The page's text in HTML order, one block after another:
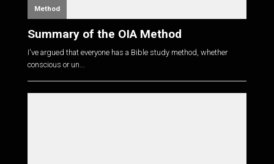
Method
Summary of the OIA Method
I've argued that everyone has a Bible study method, whether
conscious or un...